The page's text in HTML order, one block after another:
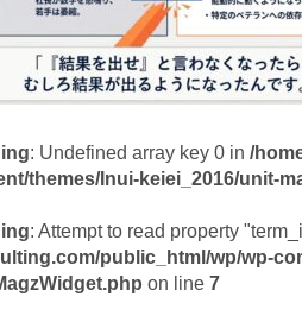
: Undefined array key 0 in /
themes/Inui-keiei_2016/unit-
: Attempt to read property
public_html/wp/wp-
on line 7